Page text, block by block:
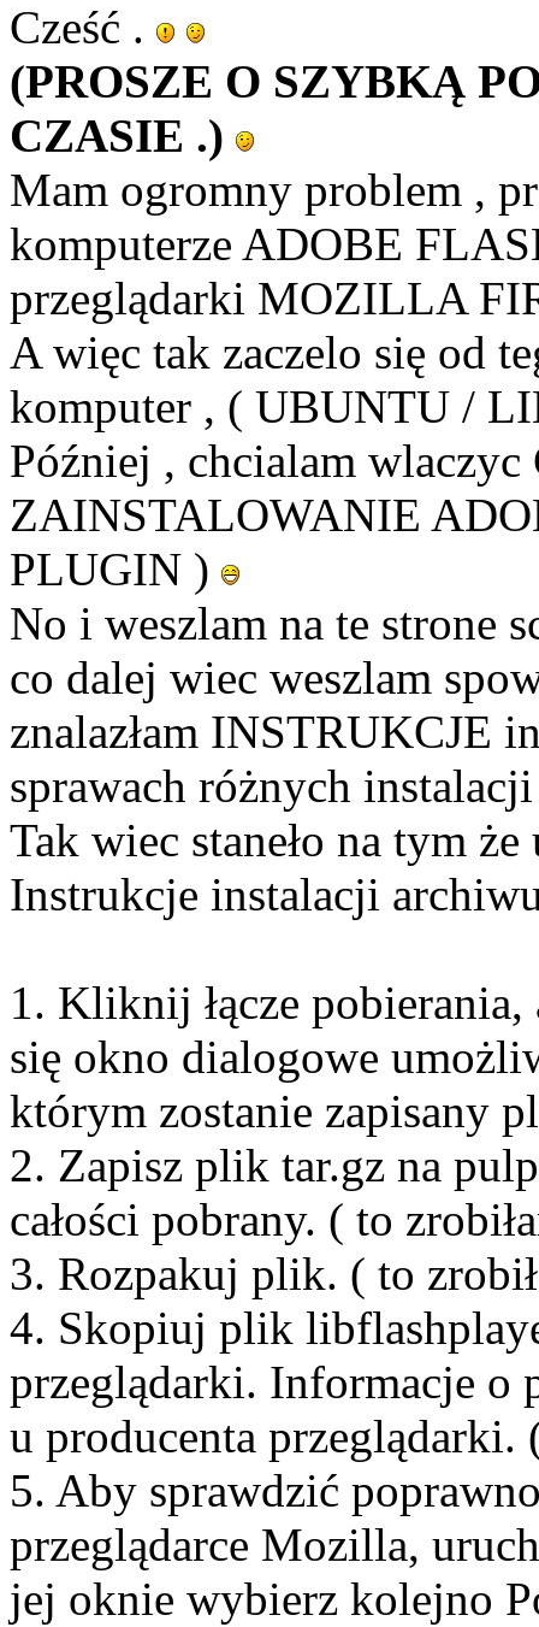
Cześć .
(PROSZE O SZYBKĄ
CZASIE .)
Mam ogromny problem ,
komputerze ADOBE
przeglądarki MOZILLA
A więc tak zaczelo się od
komputer , ( UBUNTU /
Później , chcialam
ZAINSTALOWANIE
PLUGIN )
No i weszlam na te strone
co dalej wiec weszlam
znalazłam INSTRUKCJE
sprawach różnych
Tak wiec staneło na tym
Instrukcje instalacji
1. Kliknij łącze
się okno dialogowe
którym zostanie zapisany
2. Zapisz plik tar.gz na
całości pobrany. ( to
3. Rozpakuj plik. ( to
4. Skopiuj plik
przeglądarki. Informacje o
u producenta
5. Aby sprawdzić
przeglądarce Mozilla,
jej oknie wybierz kolejno